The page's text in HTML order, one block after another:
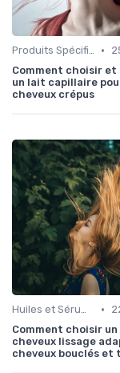
Produits Spécifiques (Anti-Frisottis, Hydratants) •
Comment choisir
un lait capillaire
cheveux crépus
Huiles et Sérums •
Comment choisir un
cheveux lissage
cheveux bouclés et